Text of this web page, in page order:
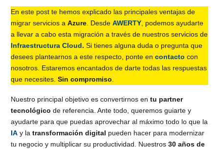
En este post te hemos explicado las principales ventajas de
migrar servicios aAzure . DesdeAWERTY , podemos ayudarte
a llevar a cabo esta migración a través de nuestros servicios de
Infraestructura Cloud. Si tienes alguna duda o pregunta que
desees plantearnos a este respecto, ponte encontacto con
nosotros. Estaremos encantados de darte todas las respuestas
que necesites.Sin compromiso
Nuestro principal objetivo es convertirnos entu partner
tecnológico de referencia. Ante todo, queremos guiarte y
ayudarte para que puedas aprovechar al máximo todo lo que la
IA y latransformación digital pueden hacer para modernizar
tu negocio y multiplicar su productividad. Nuestros30 años de